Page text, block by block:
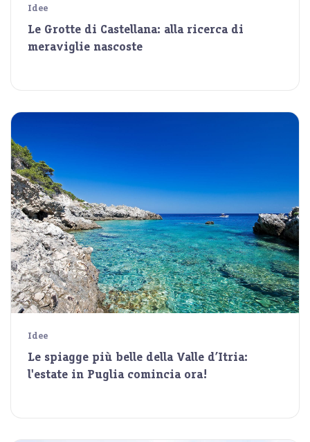
Idee
Le Grotte di Castellana: alla ricerca di
meraviglie nascoste
Idee
Le spiagge più belle della Valle d’Itria:
l'estate in Puglia comincia ora!